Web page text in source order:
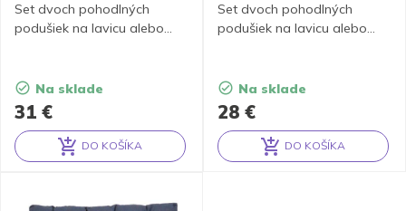
31 €
Set dvoch pohodlných
podušiek na lavicu alebo
Na sklade
DO KOŠÍKA
28 €
Set dvoch pohodlných
podušiek na lavicu alebo
Na sklade
DO KOŠÍKA